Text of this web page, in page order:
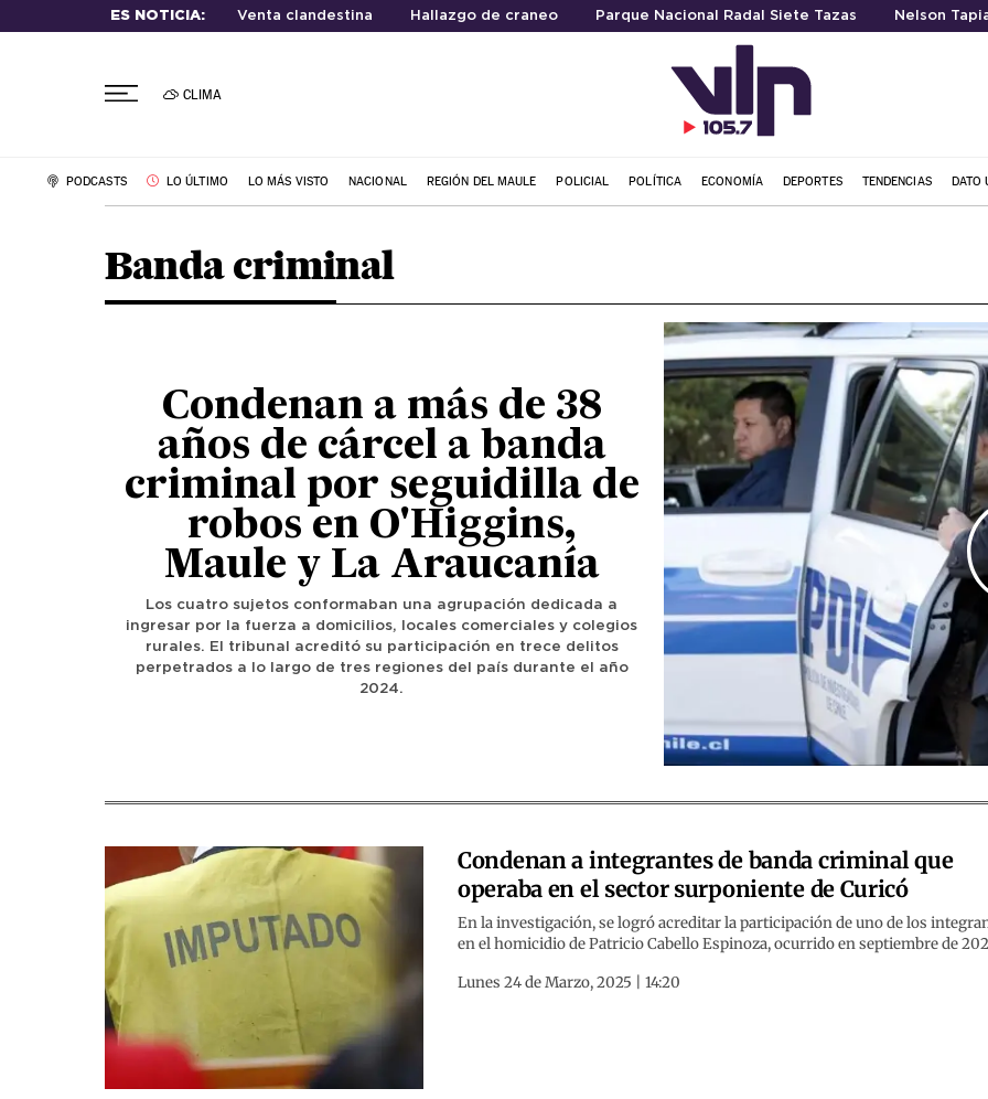
ES NOTICIA: Venta clandestina Hallazgo de craneo Parque Nacional Radal Siete Tazas Nelson
CLIMA
PODCASTS LO ÚLTIMO LO MÁS VISTO NACIONAL REGIÓN DEL MAULE POLICIAL POLÍTICA ECONOMÍA DEPORTES TENDENCIAS DATO
Banda criminal
Condenan a más de 38
años de cárcel a banda
criminal por seguidilla de
robos en O'Higgins,
Maule y La Araucanía
Los cuatro sujetos conformaban una agrupación dedicada a
ingresar por la fuerza a domicilios, locales comerciales y colegios
rurales. El tribunal acreditó su participación en trece delitos
perpetrados a lo largo de tres regiones del país durante el año
2024.
Condenan a integrantes de banda criminal que
operaba en el sector surponiente de Curicó
En la investigación, se logró acreditar la participación de uno de los
en el homicidio de Patricio Cabello Espinoza, ocurrido en septiembre de
Lunes 24 de Marzo, 2025 | 14:20